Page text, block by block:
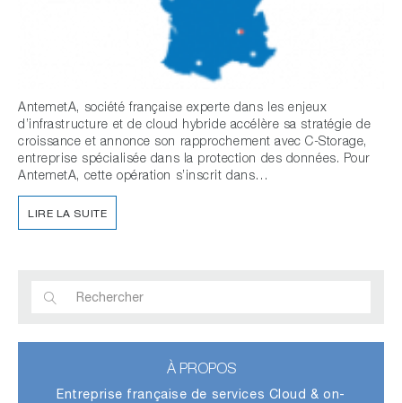
AntemetA, société française experte dans les enjeux
d’infrastructure et de cloud hybride accélère sa stratégie de
croissance et annonce son rapprochement avec C-Storage,
entreprise spécialisée dans la protection des données. Pour
AntemetA, cette opération s’inscrit dans…
LIRE LA SUITE
À PROPOS
Entreprise française de services Cloud & on-